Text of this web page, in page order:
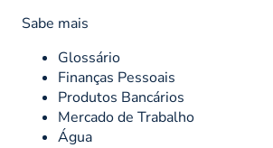
Sabe mais
Glossário
Finanças Pessoais
Produtos Bancários
Mercado de Trabalho
Água